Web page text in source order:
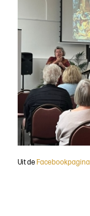
Uit deFacebookpagina